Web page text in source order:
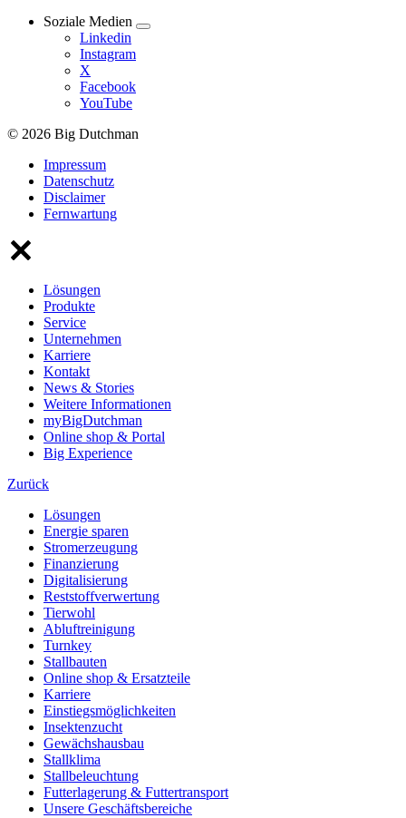
Soziale Medien
Linkedin
Instagram
X
Facebook
YouTube
© 2026 Big Dutchman
Impressum
Datenschutz
Disclaimer
Fernwartung
Lösungen
Produkte
Service
Unternehmen
Karriere
Kontakt
News & Stories
Weitere Informationen
myBigDutchman
Online shop & Portal
Big Experience
Zurück
Lösungen
Energie sparen
Stromerzeugung
Finanzierung
Digitalisierung
Reststoffverwertung
Tierwohl
Abluftreinigung
Turnkey
Stallbauten
Online shop & Ersatzteile
Karriere
Einstiegsmöglichkeiten
Insektenzucht
Gewächshausbau
Stallklima
Stallbeleuchtung
Futterlagerung & Futtertransport
Unsere Geschäftsbereiche